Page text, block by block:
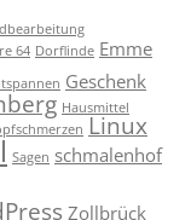
64 Dorflinde Emme
Geschenk
Hausmittel
Linux
Sagen schmalenhof
Zollbrück